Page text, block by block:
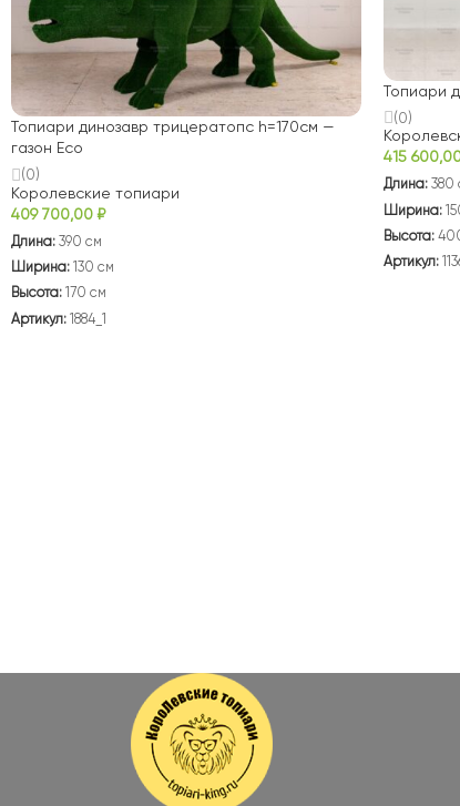
Топиари динозавр трицератопс h=170см —
газон Есо
(0)
Королевские топиари
409 700,00₽
Длина: 390 см
Ширина: 130 см
Высота: 170 см
Артикул: 1884_1
Топиари
(0)
415
Длина: 380
Ширина:
Высота:
Артикул: